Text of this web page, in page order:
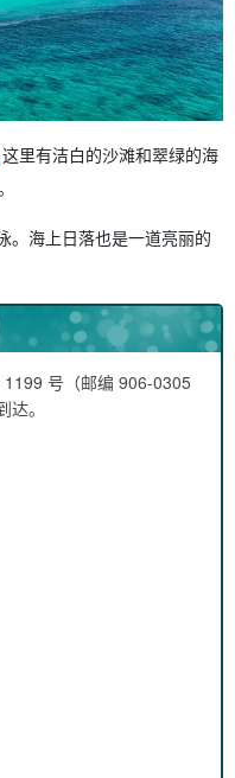
这里有洁白的沙滩和翠绿的海
。海上日落也是一道亮丽的
号（邮编 906-0305
。